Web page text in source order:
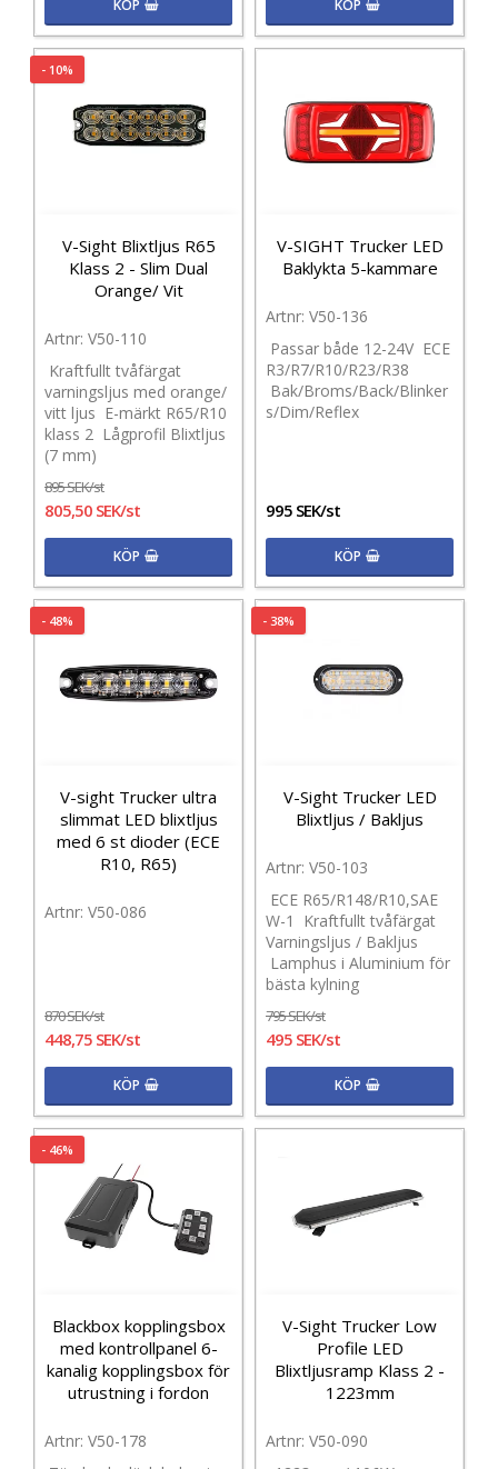
KÖP KÖP
- 10%
V-Sight Blixtljus R65
Klass 2 - Slim Dual
Orange/ Vit
V50-110
Kraftfullt tvåfärgat
varningsljus med orange/
vitt ljus E-märkt R65/R10
klass 2 Lågprofil Blixtljus
(7 mm)
895 SEK/st
805,50 SEK/st
KÖP
V-SIGHT Trucker LED
Baklykta 5-kammare
V50-136
Passar både 12-24V ECE
R3/R7/R10/R23/R38
Bak/Broms/Back/Blinker
s/Dim/Reflex
995 SEK/st
KÖP
- 48%
V-sight Trucker ultra
slimmat LED blixtljus
med 6 st dioder (ECE
R10, R65)
V50-086
870 SEK/st
448,75 SEK/st
KÖP
- 38%
V-Sight Trucker LED
Blixtljus / Bakljus
V50-103
ECE R65/R148/R10,SAE
W-1 Kraftfullt tvåfärgat
Varningsljus / Bakljus
Lamphus i Aluminium för
bästa kylning
795 SEK/st
495 SEK/st
KÖP
- 46%
Blackbox kopplingsbox
med kontrollpanel 6-
kanalig kopplingsbox för
utrustning i fordon
V50-178
V-Sight Trucker Low
Profile LED
Blixtljusramp Klass 2 -
1223mm
V50-090